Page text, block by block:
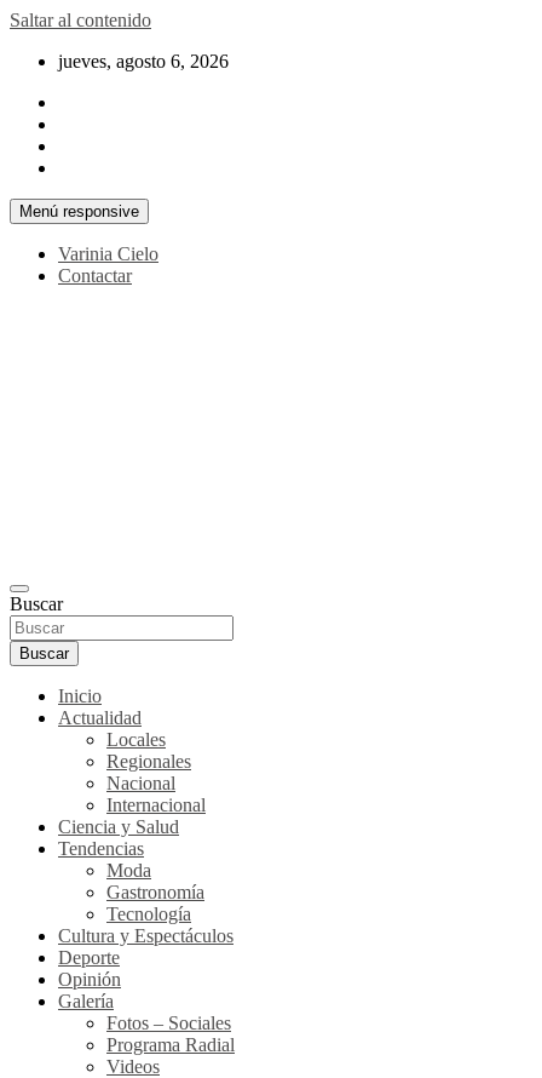
Saltar al contenido
jueves, agosto 6, 2026
Menú responsive
Varinia Cielo
Contactar
Buscar
Buscar
Inicio
Actualidad
Locales
Regionales
Nacional
Internacional
Ciencia y Salud
Tendencias
Moda
Gastronomía
Tecnología
Cultura y Espectáculos
Deporte
Opinión
Galería
Fotos – Sociales
Programa Radial
Videos